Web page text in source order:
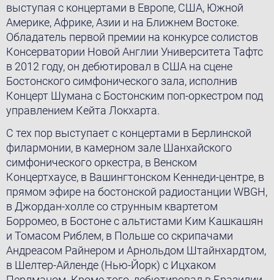
выступая с концертами в Европе, США, Южной
Америке, Африке, Азии и на Ближнем Востоке.
Обладатель первой премии на конкурсе солистов
Консерватории Новой Англии Университета Тафтс
в 2012 году, он дебютировал в США на сцене
Бостонского симфонического зала, исполнив
Концерт Шумана с Бостонским поп-оркестром под
управлением Кейта Локхарта.
С тех пор выступает с концертами в Берлинской
филармонии, в камерном зале Шанхайского
симфонического оркестра, в Венском
Концертхаусе, в Вашингтонском Кеннеди-центре, в
прямом эфире на бостонской радиостанции WBGH,
в Джордан-холле со струнным квартетом
Борромео, в Бостоне с альтистами Ким Кашкашян
и Томасом Риблем, в Польше со скрипачами
Андреасом Райнером и Арнольдом Штайнхардтом,
в Шелтер-Айленде (Нью-Йорк) с Ицхаком